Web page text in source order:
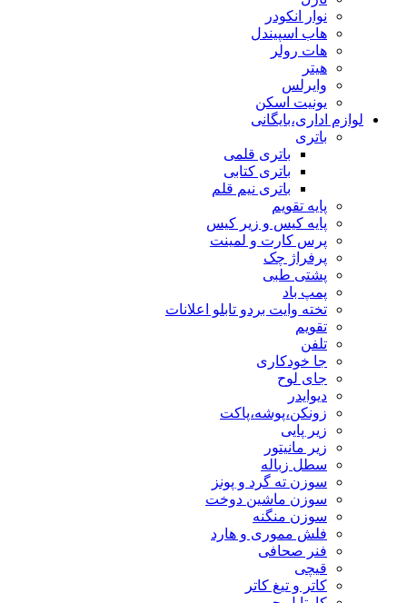
نوار انکودر
هاب اسپیندل
هات رولر
هیتر
وایرلس
یونیت اسکن
لوازم اداری،بایگانی
باتری
باتری قلمی
باتری کتابی
باتری نیم قلم
پایه تقویم
پایه کیس و زیر کیس
پرس کارت و لمینت
پرفراژ چک
پشتی طبی
پمپ باد
تخته وایت بردو تابلو اعلانات
تقویم
تلفن
جا خودکاری
جای لوح
دیوایدر
زونکن،پوشه،پاکت
زیر پایی
زیر مانیتور
سطل زباله
سوزن ته گرد و پونز
سوزن ماشین دوخت
سوزن منگنه
فلش مموری و هارد
فنر صحافی
قیچی
کاتر و تیغ کاتر